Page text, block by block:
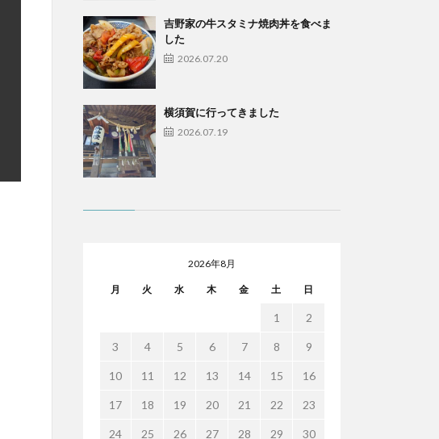
吉野家の牛スタミナ焼肉丼を食べま
した
2026.07.20
横須賀に行ってきました
2026.07.19
2026年8月
月 火 水 木 金 土 日
1 2
3 4 5 6 7 8 9
10 11 12 13 14 15 16
17 18 19 20 21 22 23
24 25 26 27 28 29 30